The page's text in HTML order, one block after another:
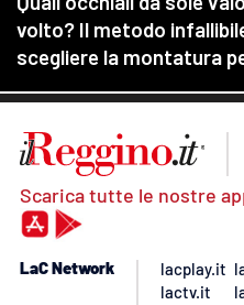
Scarica tutte le nostre
LaC Network
lacplay.it
lactv.it